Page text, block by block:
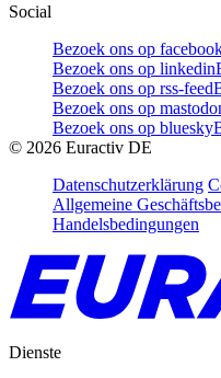
Social
Bezoek ons op
Bezoek ons op linkedin
Bezoek ons op rss-feed
Bezoek ons op
Bezoek ons op bluesky
© 2026 Euractiv DE
Datenschutzerklärung
Allgemeine
Handelsbedingungen
Dienste